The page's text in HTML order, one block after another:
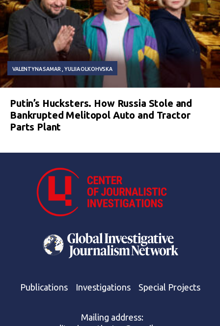
VALENTYNA SAMAR YULIIA OLKOHVSKA
Putin’s Hucksters. How Russia Stole and
Bankrupted Melitopol Auto and Tractor
Parts Plant
Publications Investigations Special Projects
Mailing address: